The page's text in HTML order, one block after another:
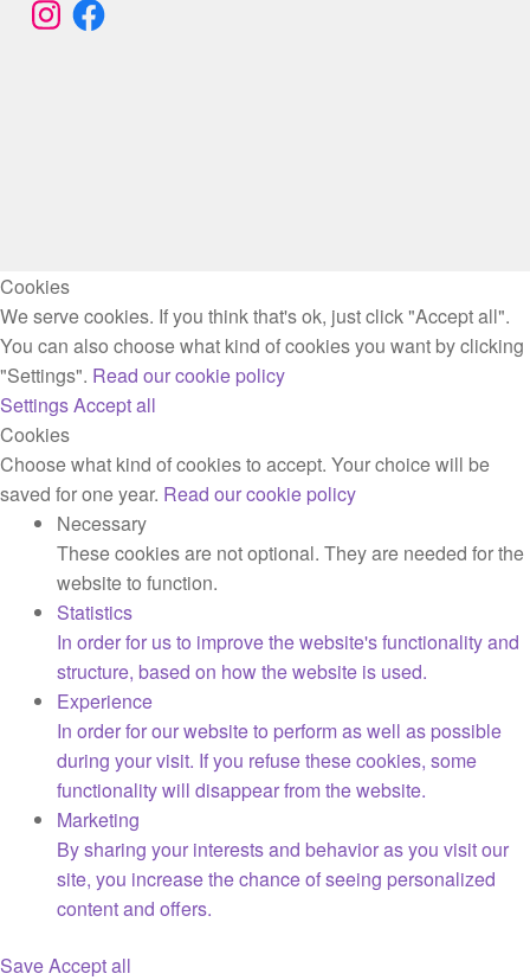
Cookies
We serve cookies. If you think that's ok, just click "Accept all".
You can also choose what kind of cookies you want by clicking
"Settings". Read our cookie policy
SettingsAccept all
Cookies
Choose what kind of cookies to accept. Your choice will be
saved for one year. Read our cookie policy
Necessary
These cookies are not optional. They are needed for the
website to function.
Statistics
In order for us to improve the website's functionality and
structure, based on how the website is used.
Experience
In order for our website to perform as well as possible
during your visit. If you refuse these cookies, some
functionality will disappear from the website.
Marketing
By sharing your interests and behavior as you visit our
site, you increase the chance of seeing personalized
content and offers.
SaveAccept all